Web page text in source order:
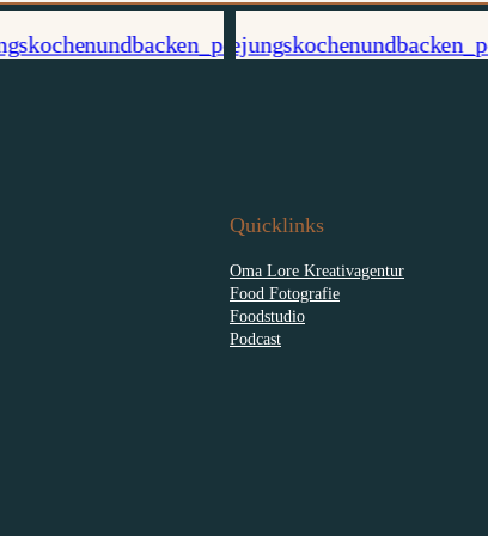
Quicklinks
Oma Lore Kreativagentur
Food Fotografie
Foodstudio
Podcast